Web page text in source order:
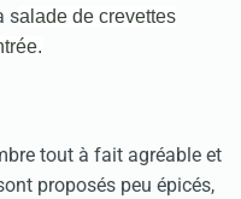
salade de crevettes
tout à fait agréable et
proposés peu épicés,